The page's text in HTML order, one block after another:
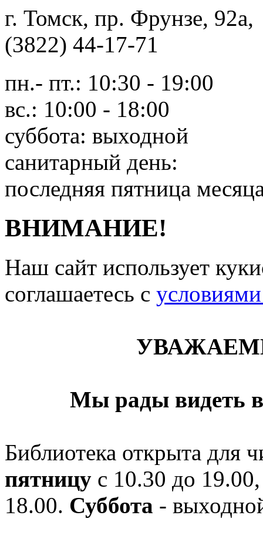
г. Томск, пр. Фрунзе,
(3822) 44-17-71
пн.- пт.: 10:30 - 19:00
вс.: 10:00 - 18:00
суббота: выходной
санитарный день:
последняя пятница
ВНИМАНИЕ!
Наш сайт использует
соглашаетесь c
Мы рады видеть
Библиотека открыта для
пятницу с 10.30 до
18.00. Суббота -